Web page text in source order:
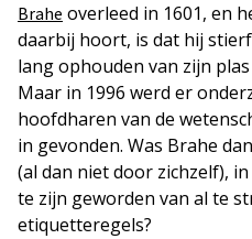
Brahe overleed in 1601, en
daarbij hoort, is dat hij
lang ophouden van zijn
Maar in 1996 werd er
hoofdharen van de
in gevonden. Was Brahe
(al dan niet door zichzelf),
te zijn geworden van al te
etiquetteregels?